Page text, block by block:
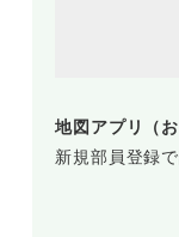
地図アプリ（
新規部員登録